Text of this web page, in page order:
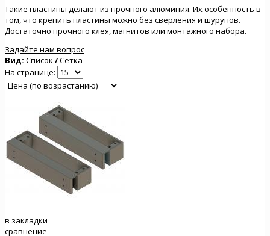
Такие пластины делают из прочного алюминия. Их особенность в
том, что крепить пластины можно без сверления и шурупов.
Достаточно прочного клея, магнитов или монтажного набора.
Задайте нам вопрос
Вид: Список /Сетка
На странице:
в закладки
сравнение